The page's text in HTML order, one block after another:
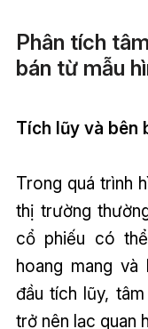
Phân tích
bán từ mẫu
Tích lũy và bên
Trong quá trình
thị trường
cổ phiếu có
hoang mang và
đầu tích lũy,
trở nên lạc quan